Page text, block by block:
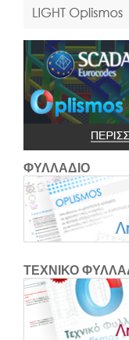
ΦΥΛΛΑΔΙΟ
ΤΕΧΝΙΚΟ